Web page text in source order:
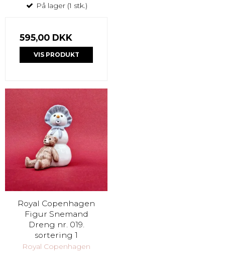
På lager (1 stk.)
595,00 DKK
VIS PRODUKT
Royal Copenhagen
Figur Snemand
Dreng nr. 019.
sortering 1
Royal Copenhagen